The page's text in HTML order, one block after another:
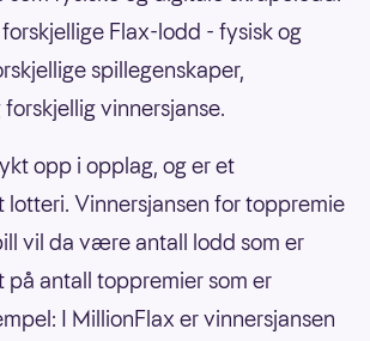
Flax-lodd - fysisk og
spillegenskaper,
vinnersjanse.
opp i opplag, og er et
Vinnersjansen for toppremie
vil da være antall lodd som er
antall toppremier som er
I MillionFlax er vinnersjansen